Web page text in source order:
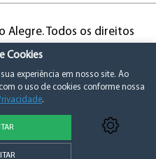
Alegre. Todos os direitos
e Consentimento
Cookies
experiência em nosso site. Ao
o uso de cookies conforme nossa
.